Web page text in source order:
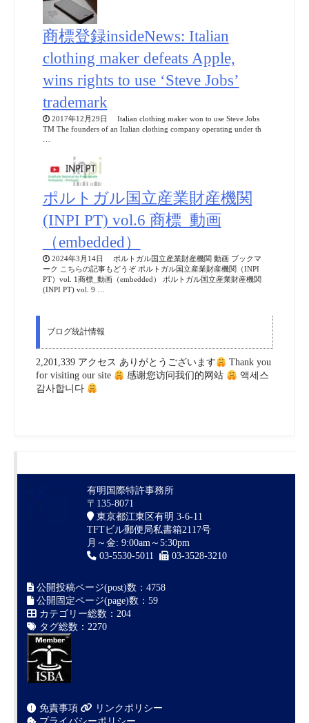
商標登録insideNews: Italian
clothing maker defeats Apple,
wins rights to use ‘Steve Jobs’
trademark
2017年12月29日 Italian clothing maker won to use Steve Jobs
TM The founders of an Italian clothing company operating under th
ポルトガル国立産業財産機関
(INPI PT) vol.6 商標_動画
（embedded）
2024年3月14日 ポルトガル国立産業財産機関 動画 ブックマ
ーク こちらの記事もどうぞ ポルトガル国立産業財産機関（INPI
PT）vol. 1商標_動画（embedded） ポルトガル国立産業財産機関
(INPI PT) vol. 9 …
ブログ統計情報
2,201,339 アクセス ありがとうございます
Thank you
for visiting our site
感谢您访问我们的网站
액세스
감사합니다
有明国際特許事務所
〒135-8071
東京都江東区有明 3-6-11
TFTビル郵便局私書箱2117号
月～金: 9:00am～5:30pm
03-5530-5011
03-3528-3210
公開投稿ページ(post)数：4758
公開固定ページ(page)数：59
カテゴリー総数：204
タグ総数：2270
免責事項
リンクポリシー